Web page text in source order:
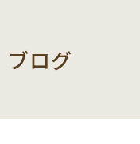
ブログ